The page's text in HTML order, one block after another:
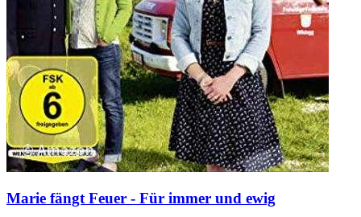
Marie fängt Feuer - Für immer und ewig